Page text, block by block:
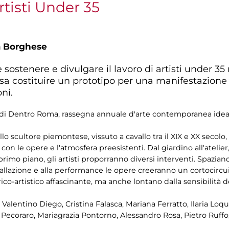
Under 35
Borghese
sostenere e divulgare il lavoro di artisti under
costituire un prototipo per una
Dentro Roma, rassegna annuale d'arte contemporanea
scultore piemontese, vissuto a cavallo tra il XIX e XX
le opere e l'atmosfera preesistenti. Dal giardino
piano, gli artisti proporranno diversi interventi.
e alla performance le opere creeranno un
artistico affascinante, ma anche lontano dalla sensibilità
Diego, Cristina Falasca, Mariana Ferratto, Ilaria
Mariagrazia Pontorno, Alessandro Rosa, Pietro